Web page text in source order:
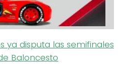
ya disputa las semifinales
Baloncesto